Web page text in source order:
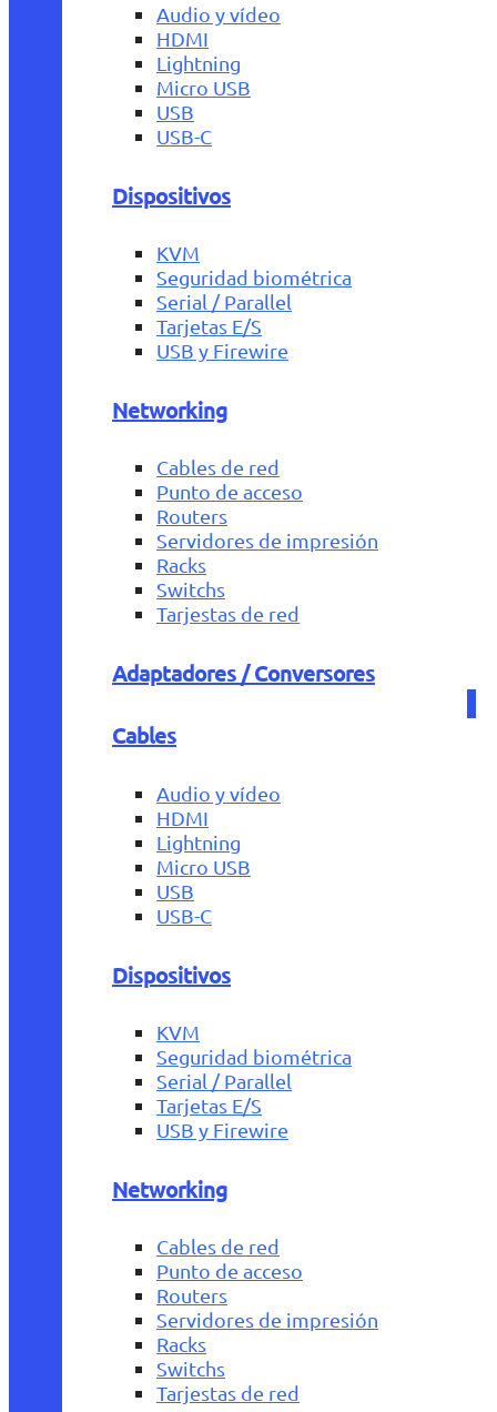
Audio y vídeo
HDMI
Lightning
Micro USB
USB
USB-C
Dispositivos
KVM
Seguridad biométrica
Serial / Parallel
Tarjetas E/S
USB y Firewire
Networking
Cables de red
Punto de acceso
Routers
Servidores de impresión
Racks
Switchs
Tarjestas de red
Adaptadores / Conversores
Cables
Audio y vídeo
HDMI
Lightning
Micro USB
USB
USB-C
Dispositivos
KVM
Seguridad biométrica
Serial / Parallel
Tarjetas E/S
USB y Firewire
Networking
Cables de red
Punto de acceso
Routers
Servidores de impresión
Racks
Switchs
Tarjestas de red